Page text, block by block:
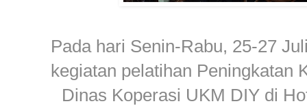
Pada hari Senin-Rabu, 25-27
kegiatan pelatihan Peningkatan
Dinas Koperasi UKM DIY di